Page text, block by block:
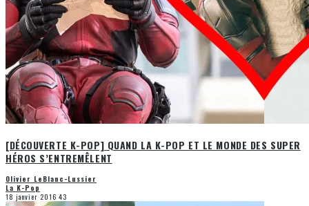
[DÉCOUVERTE K-POP] QUAND LA K-POP ET LE MONDE DES SUPER
HÉROS S’ENTREMÊLENT
Olivier LeBlanc-Lussier
La K-Pop
18 janvier 2016 43